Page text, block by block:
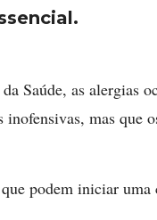
Saúde, as alergias
inofensivas, mas que
podem iniciar